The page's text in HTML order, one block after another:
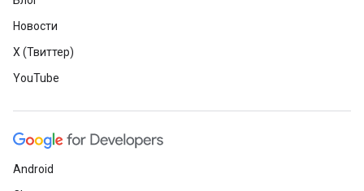
Новости
X (Твиттер)
YouTube
Android